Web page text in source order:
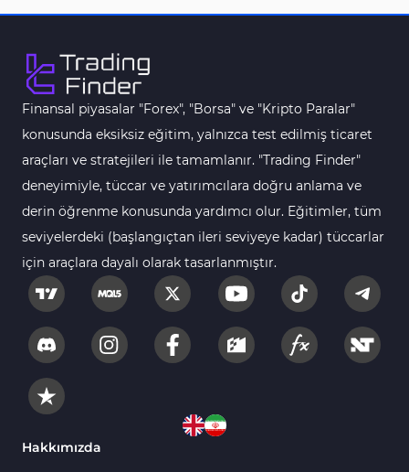
15
Pivot and Fraktallar MT4
Göstergeleri
Para Birimi Gücü MT4
Göstergeleri
Intraday MT4 Göstergeleri 344
MetaTrader 4’te
DrawdownGöstergeleri
Binary Options MT4
Göstergeleri
Öncü MT4 Göstergeleri 75
Akıllı Para MT4 Göstergeleri 74
Destek ve Direnç MT4
Harmonik MT4 Göstergeleri
Aşırı Alım ve Aşırı Satım MT4
Finansal piyasalar "Forex", "Borsa" ve "Kripto Paralar"
konusunda eksiksiz eğitim, yalnızca test edilmiş ticaret
araçları ve stratejileri ile tamamlanır. "Trading Finder"
deneyimiyle, tüccar ve yatırımcılara doğru anlama ve
derin öğrenme konusunda yardımcı olur. Eğitimler, tüm
seviyelerdeki (başlangıçtan ileri seviyeye kadar) tüccarlar
için araçlara dayalı olarak tasarlanmıştır.
Hakkımızda